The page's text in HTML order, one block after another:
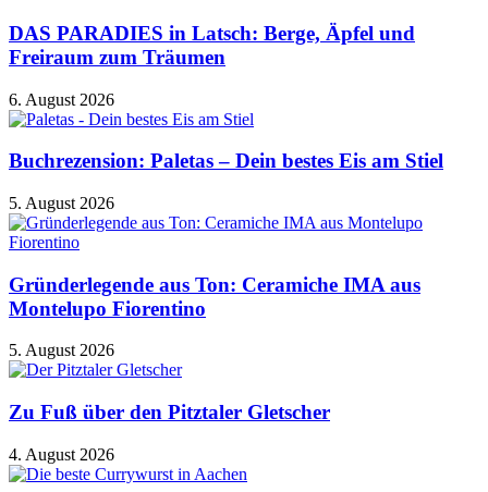
DAS PARADIES in Latsch: Berge, Äpfel und
Freiraum zum Träumen
6. August 2026
Buchrezension: Paletas – Dein bestes Eis am Stiel
5. August 2026
Gründerlegende aus Ton: Ceramiche IMA aus
Montelupo Fiorentino
5. August 2026
Zu Fuß über den Pitztaler Gletscher
4. August 2026